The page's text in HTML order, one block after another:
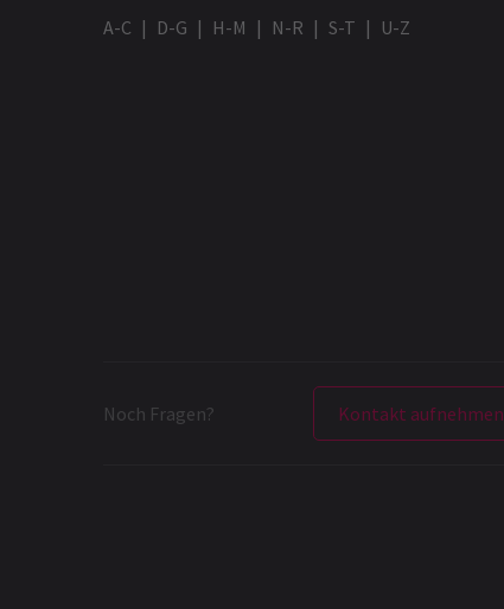
A-C
D-G H-M N-R S-T U-Z
Noch Fragen? Kontakt aufnehmen